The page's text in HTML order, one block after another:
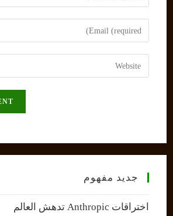
your
name
comment
Enter
your
email
address
Enter
your
جديد مفهوم
اختراقات Anthropic تدهش العالم